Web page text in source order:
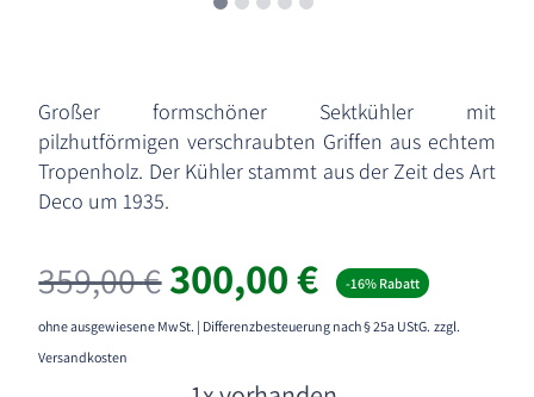
Großer formschöner Sektkühler mit
pilzhutförmigen verschraubten Griffen aus echtem
Tropenholz. Der Kühler stammt aus der Zeit des Art
Deco um 1935.
359,00€Ursprünglicher
Preis
war:
300,00€Aktueller
Preis
ist:
-16% Rabatt
ohne ausgewiesene MwSt. | Differenzbesteuerung nach § 25a UStG. zzgl.
Versandkosten